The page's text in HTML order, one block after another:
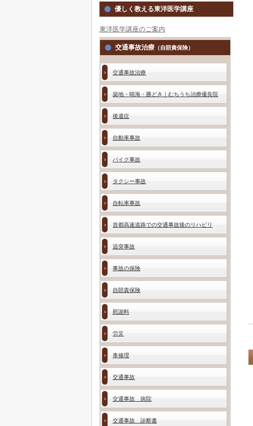
優しく教える東洋医学講座
東洋医学講座のご案内
交通事故治療 （自賠責保険）
交通事故治療
築地・晴海・勝どき｜むちうち治療優良院
後遺症
自動車事故
バイク事故
タクシー事故
自転車事故
首都高速道路での交通事故後のリハビリ
追突事故
事故の保険
自賠責保険
慰謝料
労災
車修理
交通事故
交通事故 病院
交通事故 診断書